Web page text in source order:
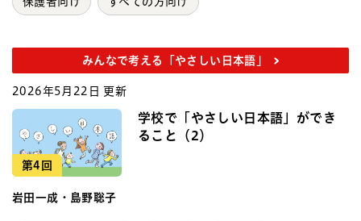
みんなで考える「やさしい日本語」
2026年5月22日 更新
第4回
学校で「やさしい日本語」ができ
ること（2）
岩田一成・島野聡子